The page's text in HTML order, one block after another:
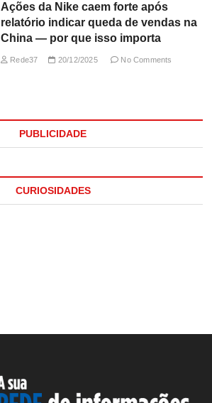
Ações da Nike caem forte após
relatório indicar queda de vendas na
China — por que isso importa
Rede37 20/12/2025 No Comments
PUBLICIDADE
CURIOSIDADES